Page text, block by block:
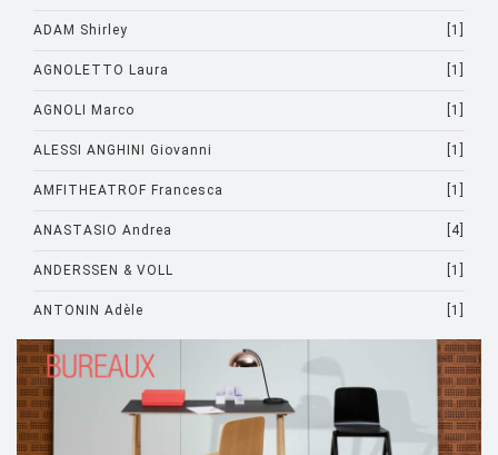
ADAM Shirley [1]
AGNOLETTO Laura [1]
AGNOLI Marco [1]
ALESSI ANGHINI Giovanni [1]
AMFITHEATROF Francesca [1]
ANASTASIO Andrea [4]
ANDERSSEN & VOLL [1]
ANTONIN Adèle [1]
ARAD Ron [10]
ARCHIRIVOLTO [1]
ASTI Sergio [1]